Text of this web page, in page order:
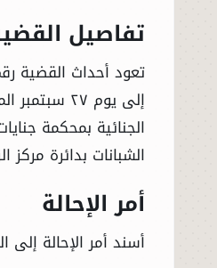
تفاصيل
الشبانات بدائرة مركز
أمر الإحالة
أسند أمر الإحالة